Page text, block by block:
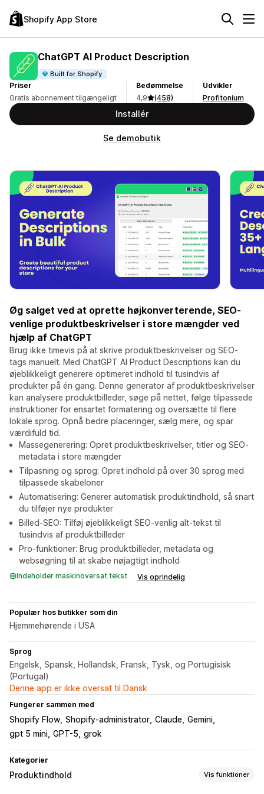
Shopify App Store
ChatGPT AI Product Description
Built for Shopify
Priser
Gratis abonnement tilgængeligt
Bedømmelse
4,9
(458)
Udvikler
Profitonium
Installér
Se demobutik
Øg salget ved at oprette højkonverterende, SEO-
venlige produktbeskrivelser i store mængder ved
hjælp af ChatGPT
Brug ikke timevis på at skrive produktbeskrivelser og SEO-
tags manuelt. Med ChatGPT AI Product Descriptions kan du
øjeblikkeligt generere optimeret indhold til tusindvis af
produkter på én gang. Denne generator af produktbeskrivelser
kan analysere produktbilleder, søge på nettet, følge tilpassede
instruktioner for ensartet formatering og oversætte til flere
lokale sprog. Opnå bedre placeringer, sælg mere, og spar
værdifuld tid.
Massegenerering: Opret produktbeskrivelser, titler og SEO-
metadata i store mængder
Tilpasning og sprog: Opret indhold på over 30 sprog med
tilpassede skabeloner
Automatisering: Generer automatisk produktindhold, så snart
du tilføjer nye produkter
Billed-SEO: Tilføj øjeblikkeligt SEO-venlig alt-tekst til
tusindvis af produktbilleder
Pro-funktioner: Brug produktbilleder, metadata og
websøgning til at skabe nøjagtigt indhold
Indeholder maskinoversat tekst Vis oprindelig
Populær hos butikker som din
Hjemmehørende i USA
Sprog
Engelsk, Spansk, Hollandsk, Fransk, Tysk, og Portugisisk
(Portugal)
Denne app er ikke oversat til Dansk
Fungerer sammen med
Shopify Flow Shopify-administrator Claude Gemini
gpt 5 mini GPT-5 grok
Kategorier
Produktindhold Vis funktioner